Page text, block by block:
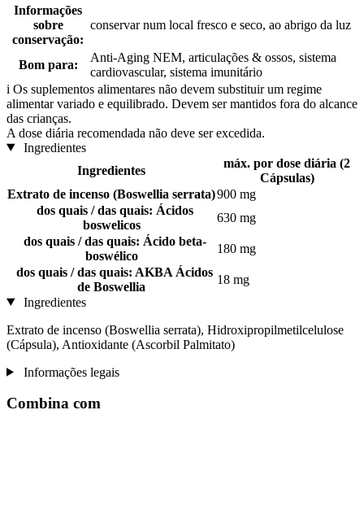
Informações
sobre
conservação:
conservar num local fresco e seco, ao abrigo da luz
Bom para:
Anti-Aging NEM, articulações & ossos, sistema
cardiovascular, sistema imunitário
i Os suplementos alimentares não devem substituir um regime
alimentar variado e equilibrado. Devem ser mantidos fora do alcance
das crianças.
A dose diária recomendada não deve ser excedida.
Ingredientes
Ingredientes
máx. por dose diária (2
Cápsulas)
Extrato de incenso (Boswellia serrata)900 mg
dos quais / das quais: Ácidos
boswelicos
630 mg
dos quais / das quais: Ácido beta-
boswélico
180 mg
dos quais / das quais: AKBA Ácidos
de Boswellia
18 mg
Ingredientes
Extrato de incenso (Boswellia serrata), Hidroxipropilmetilcelulose
(Cápsula), Antioxidante (Ascorbil Palmitato)
Informações legais
Combina com